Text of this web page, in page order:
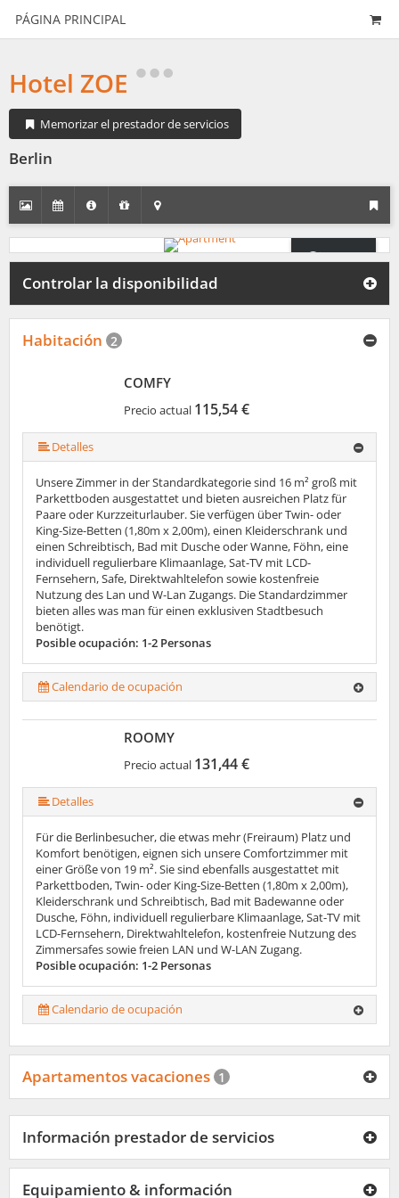
PÁGINA PRINCIPAL
Hotel ZOE
Memorizar el prestador de servicios
Berlin
360°
Panorama
Controlar la disponibilidad
Habitación 2
COMFY
Precio actual 115,54 €
Detalles
Unsere Zimmer in der Standardkategorie sind 16 m² groß mit
Parkettboden ausgestattet und bieten ausreichen Platz für
Paare oder Kurzzeiturlauber. Sie verfügen über Twin- oder
King-Size-Betten (1,80m x 2,00m), einen Kleiderschrank und
einen Schreibtisch, Bad mit Dusche oder Wanne, Föhn, eine
individuell regulierbare Klimaanlage, Sat-TV mit LCD-
Fernsehern, Safe, Direktwahltelefon sowie kostenfreie
Nutzung des Lan und W-Lan Zugangs. Die Standardzimmer
bieten alles was man für einen exklusiven Stadtbesuch
benötigt.
Posible ocupación: 1-2 Personas
Calendario de ocupación
ROOMY
Precio actual 131,44 €
Detalles
Für die Berlinbesucher, die etwas mehr (Freiraum) Platz und
Komfort benötigen, eignen sich unsere Comfortzimmer mit
einer Größe von 19 m². Sie sind ebenfalls ausgestattet mit
Parkettboden, Twin- oder King-Size-Betten (1,80m x 2,00m),
Kleiderschrank und Schreibtisch, Bad mit Badewanne oder
Dusche, Föhn, individuell regulierbare Klimaanlage, Sat-TV mit
LCD-Fernsehern, Direktwahltelefon, kostenfreie Nutzung des
Zimmersafes sowie freien LAN und W-LAN Zugang.
Posible ocupación: 1-2 Personas
Calendario de ocupación
Apartamentos vacaciones 1
Información prestador de servicios
Equipamiento & información